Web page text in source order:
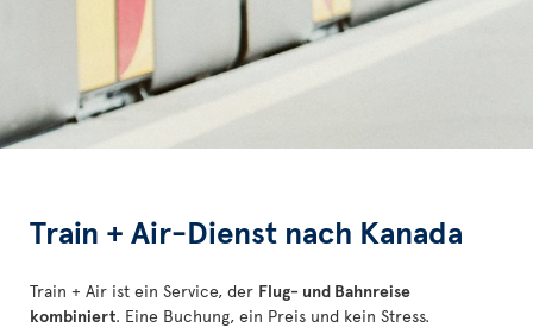
Train + Air-Dienst nach Kanada
Train + Air ist ein Service, der Flug- und Bahnreise
kombiniert. Eine Buchung, ein Preis und kein Stress.